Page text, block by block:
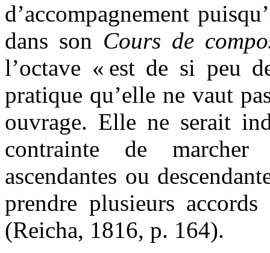
d’accompagnement
dans son Cours de
l’octave « est de si peu
pratique qu’elle ne vaut
ouvrage. Elle ne serait
contrainte de marcher
ascendantes ou
prendre plusieurs
(Reicha, 1816, p. 164).